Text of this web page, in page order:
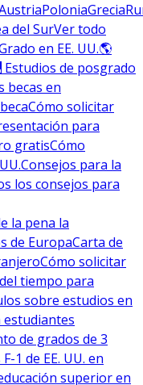
PoloniaGrecia
del SurVer todo
en EE. UU.🌎
Estudios de posgrado
becas en
Cómo solicitar
para
gratisCómo
Consejos para la
los consejos para
la pena la
de EuropaCarta de
Cómo solicitar
tiempo para
sobre estudios en
estudiantes
de grados de 3
1 de EE. UU. en
superior en